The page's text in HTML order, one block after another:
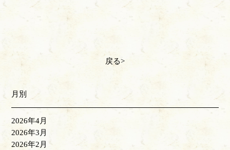
戻る
月別
2026年4月
2026年3月
2026年2月